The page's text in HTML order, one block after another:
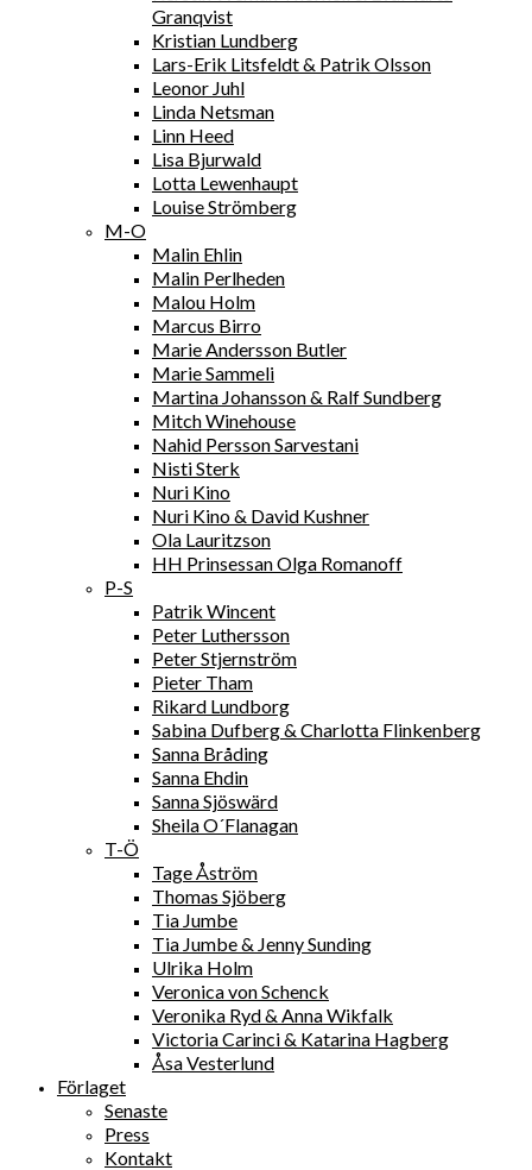
Granqvist
Kristian Lundberg
Lars-Erik Litsfeldt & Patrik Olsson
Leonor Juhl
Linda Netsman
Linn Heed
Lisa Bjurwald
Lotta Lewenhaupt
Louise Strömberg
M-O
Malin Ehlin
Malin Perlheden
Malou Holm
Marcus Birro
Marie Andersson Butler
Marie Sammeli
Martina Johansson & Ralf Sundberg
Mitch Winehouse
Nahid Persson Sarvestani
Nisti Sterk
Nuri Kino
Nuri Kino & David Kushner
Ola Lauritzson
HH Prinsessan Olga Romanoff
P-S
Patrik Wincent
Peter Luthersson
Peter Stjernström
Pieter Tham
Rikard Lundborg
Sabina Dufberg & Charlotta Flinkenberg
Sanna Bråding
Sanna Ehdin
Sanna Sjöswärd
Sheila O´Flanagan
T-Ö
Tage Åström
Thomas Sjöberg
Tia Jumbe
Tia Jumbe & Jenny Sunding
Ulrika Holm
Veronica von Schenck
Veronika Ryd & Anna Wikfalk
Victoria Carinci & Katarina Hagberg
Åsa Vesterlund
Förlaget
Senaste
Press
Kontakt